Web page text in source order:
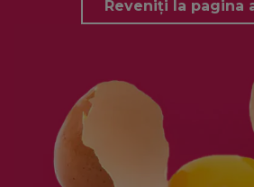
Reveniți la pagina